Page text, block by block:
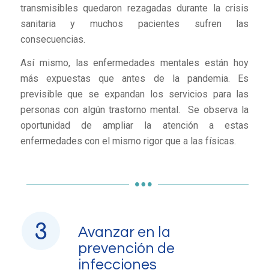
transmisibles quedaron rezagadas durante la crisis
sanitaria y muchos pacientes sufren las
consecuencias.
Así mismo, las enfermedades mentales están hoy
más expuestas que antes de la pandemia. Es
previsible que se expandan los servicios para las
personas con algún trastorno mental. Se observa la
oportunidad de ampliar la atención a estas
enfermedades con el mismo rigor que a las físicas.
Avanzar en la
prevención de
infecciones